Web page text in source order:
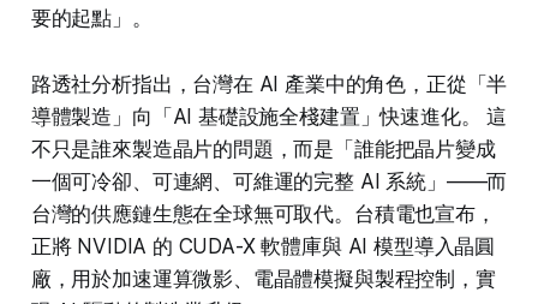
要的起點」。
路透社分析指出，台灣在 AI 產業中的角色，正從「半
導體製造」向「AI 基礎設施全棧建置」快速進化。 這
不只是誰來製造晶片的問題，而是「誰能把晶片變成
一個可冷卻、可連網、可維運的完整 AI 系統」——而
台灣的供應鏈生態在全球無可取代。台積電也宣布，
正將 NVIDIA 的 CUDA-X 軟體庫與 AI 模型導入晶圓
廠，用於加速運算微影、電晶體模擬與製程控制，實